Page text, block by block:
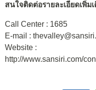
สนใจติดต่อรายละเอียดเพิ่ม
Call Center : 1685
E-mail :
Website :
http://www.sansiri.com/